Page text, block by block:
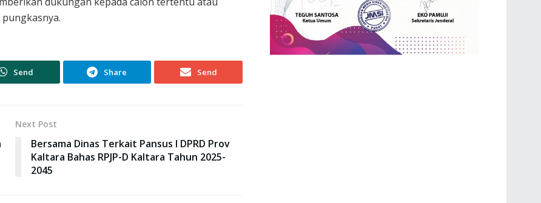
Send Share Send
Next Post
Bersama Dinas Terkait Pansus I DPRD Prov
Kaltara Bahas RPJP-D Kaltara Tahun 2025-
2045